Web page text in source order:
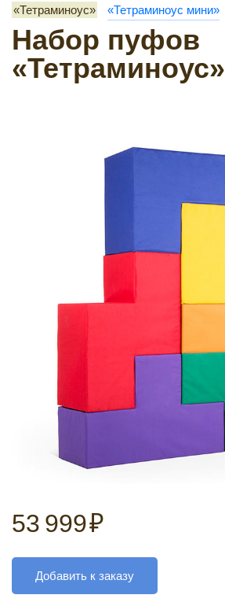
«Тетраминоус» «Тетраминоус мини»
Набор пуфов
«Тетраминоус»
53 999₽
Добавить к заказу